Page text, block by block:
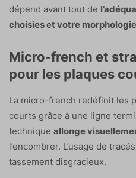
dépend avant tout de
choisies et votre
Micro-french et
pour les plaques
La micro-french redéfinit les
courts grâce à une ligne
technique allonge
l’encombrer. L’usage de
tassement disgracieux.